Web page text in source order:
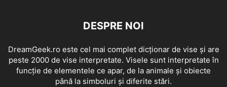
DESPRE NOI
DreamGeek.ro este cel mai complet dicționar de vise și are
peste 2000 de vise interpretate. Visele sunt interpretate în
funcție de elementele ce apar, de la animale și obiecte
până la simboluri și diferite stări.